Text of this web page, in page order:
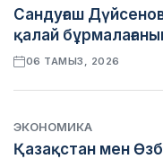
Сандуғаш
қалай
06 ТАМЫЗ, 2026
ЭКОНОМИКА
Қазақстан мен